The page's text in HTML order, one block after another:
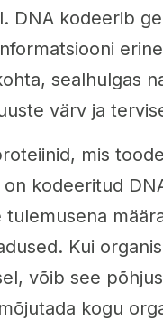
DNA kodeerib
sealhulgas
värv ja
mis
on kodeeritud
tulemusena
Kui
võib see
kogu